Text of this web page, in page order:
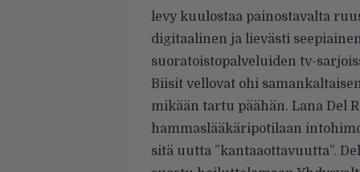
levy kuulostaa painostavalta
digitaalinen ja lievästi
suoratoistopalveluiden tv-
Biisit vellovat ohi
mikään tartu päähän. Lana Del
hammaslääkäripotilaan
sitä uutta ”kantaaottavuutta”.